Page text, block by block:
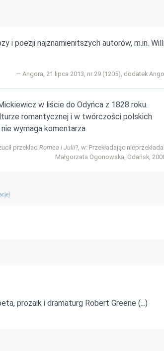
i poezji najznamienitszych autorów, m.in.
Angora, 21 lipca 2013, nr 29 (1205), dodatek
w liście do Odyńca z 1828 roku.
romantycznej i w twórczości polskich
wymaga komentarza.
przekład Romea i Julii?, w: Przekładając
Małgorzata Ogonowska, Gdańsk,
)
prozaik i dramaturg Robert Greene (...)